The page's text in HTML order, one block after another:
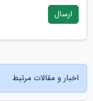
ارسال
اخبار و مقالات مرتبط